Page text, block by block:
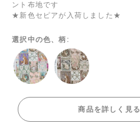
ント布地です
★新色セピアが入荷しました★
選択中の色、柄:
商品を詳しく見る